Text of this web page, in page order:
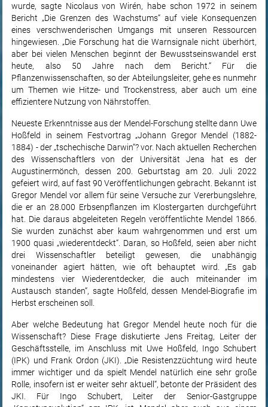
wurde, sagte Nicolaus von Wirén, habe schon 1972 in seinem
Bericht „Die Grenzen des Wachstums“ auf viele Konsequenzen
eines verschwenderischen Umgangs mit unseren Ressourcen
hingewiesen. „Die Forschung hat die Warnsignale nicht überhört,
aber bei vielen Menschen beginnt der Bewusstseinswandel erst
heute, also 50 Jahre nach dem Bericht.“ Für die
Pflanzenwissenschaften, so der Abteilungsleiter, gehe es nunmehr
um Themen wie Hitze- und Trockenstress, aber auch um eine
effizientere Nutzung von Nährstoffen.
Neueste Erkenntnisse aus der Mendel-Forschung stellte dann Uwe
Hoßfeld in seinem Festvortrag „Johann Gregor Mendel (1882-
1884) - der „tschechische Darwin“? vor. Nach aktuellen Recherchen
des Wissenschaftlers von der Universität Jena hat es der
Augustinermönch, dessen 200. Geburtstag am 20. Juli 2022
gefeiert wird, auf fast 90 Veröffentlichungen gebracht. Bekannt ist
Gregor Mendel vor allem für seine Versuche zur Vererbungslehre,
die er an 28.000 Erbsenpflanzen im Klostergarten durchgeführt
hat. Die daraus abgeleiteten Regeln veröffentlichte Mendel 1866.
Sie wurden zunächst aber kaum wahrgenommen und erst um
1900 quasi „wiederentdeckt“. Daran, so Hoßfeld, seien aber nicht
drei Wissenschaftler beteiligt gewesen, die unabhängig
voneinander agiert hätten, wie oft behauptet wird. „Es gab
mindestens vier Wiederentdecker, die auch miteinander im
Austausch standen“, sagte Hoßfeld, dessen Mendel-Biografie im
Herbst erscheinen soll.
Aber welche Bedeutung hat Gregor Mendel heute noch für die
Wissenschaft? Diese Frage diskutierte Jens Freitag, Leiter der
Geschäftsstelle, im Anschluss mit Uwe Hoßfeld, Ingo Schubert
(IPK) und Frank Ordon (JKI). „Die Resistenzzüchtung wird heute
immer wichtiger und da spielt Mendel natürlich eine sehr große
Rolle, insofern ist er weiter sehr aktuell“, betonte der Präsident des
JKI. Für Ingo Schubert, Leiter der Senior-Gastgruppe